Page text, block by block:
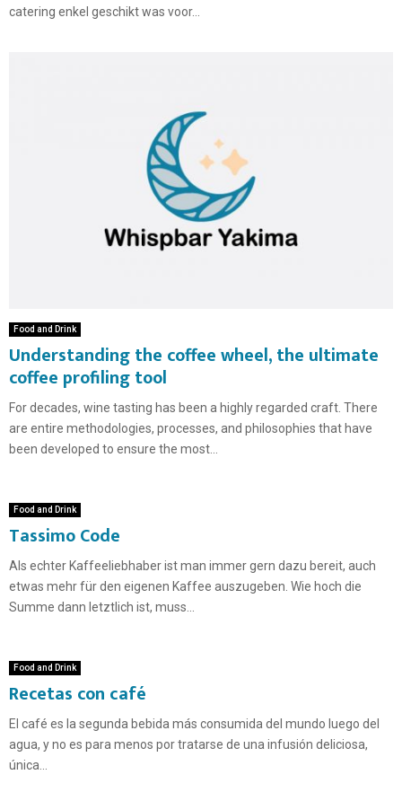
catering enkel geschikt was voor...
Food and Drink
Understanding the coffee wheel, the ultimate
coffee profiling tool
For decades, wine tasting has been a highly regarded craft. There
are entire methodologies, processes, and philosophies that have
been developed to ensure the most...
Food and Drink
Tassimo Code
Als echter Kaffeeliebhaber ist man immer gern dazu bereit, auch
etwas mehr für den eigenen Kaffee auszugeben. Wie hoch die
Summe dann letztlich ist, muss...
Food and Drink
Recetas con café
El café es la segunda bebida más consumida del mundo luego del
agua, y no es para menos por tratarse de una infusión deliciosa,
única...